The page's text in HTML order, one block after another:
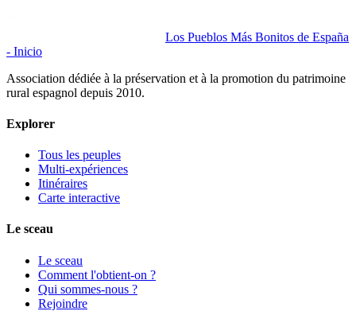
Los Pueblos Más Bonitos de España
- Inicio
Association dédiée à la préservation et à la promotion du patrimoine
rural espagnol depuis 2010.
Explorer
Tous les peuples
Multi-expériences
Itinéraires
Carte interactive
Le sceau
Le sceau
Comment l'obtient-on ?
Qui sommes-nous ?
Rejoindre